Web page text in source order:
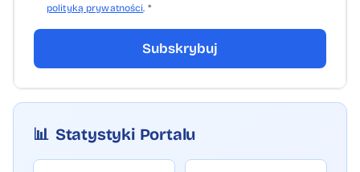
polityką prywatności. *
Subskrybuj
📊 Statystyki Portalu